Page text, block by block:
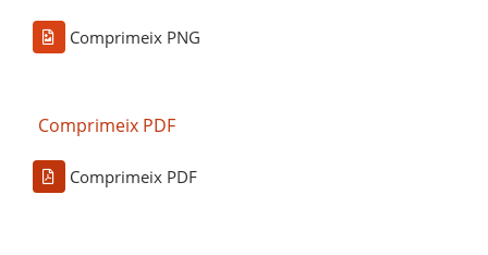
Comprimeix PNG
Comprimeix PDF
Comprimeix PDF